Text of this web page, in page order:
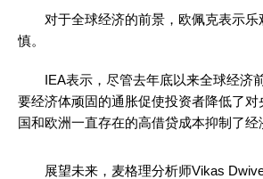
对于全球经济的前景，欧佩克表示乐
慎。
IEA表示，尽管去年底以来全球经济
要经济体顽固的通胀促使投资者降低了
国和欧洲一直存在的高借贷成本抑制了经
展望未来，麦格理分析师Vikas